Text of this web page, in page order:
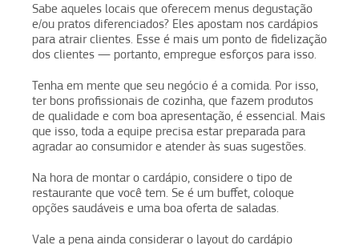
Sabe aqueles locais que oferecem menus degustação
e/ou pratos diferenciados? Eles apostam nos cardápios
para atrair clientes. Esse é mais um ponto de fidelização
dos clientes — portanto, empregue esforços para isso.
Tenha em mente que seu negócio é a comida. Por isso,
ter bons profissionais de cozinha, que fazem produtos
de qualidade e com boa apresentação, é essencial. Mais
que isso, toda a equipe precisa estar preparada para
agradar ao consumidor e atender às suas sugestões.
Na hora de montar o cardápio, considere o tipo de
restaurante que você tem. Se é um buffet, coloque
opções saudáveis e uma boa oferta de saladas.
Vale a pena ainda considerar o layout do cardápio